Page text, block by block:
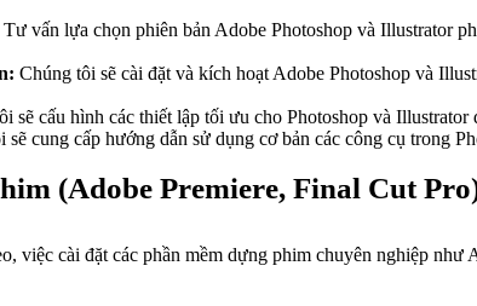
Tư vấn lựa chọn phiên bản Adobe Photoshop và Illustrator
Chúng tôi sẽ cài đặt và kích hoạt Adobe Photoshop và
sẽ cấu hình các thiết lập tối ưu cho Photoshop và
sẽ cung cấp hướng dẫn sử dụng cơ bản các công cụ trong
(Adobe Premiere, Final Cut
cài đặt các phần mềm dựng phim chuyên nghiệp như